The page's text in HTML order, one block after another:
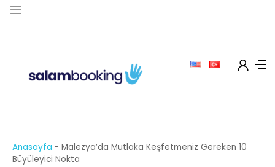
Anasayfa - Malezya’da Mutlaka Keşfetmeniz Gereken 10
Büyüleyici Nokta